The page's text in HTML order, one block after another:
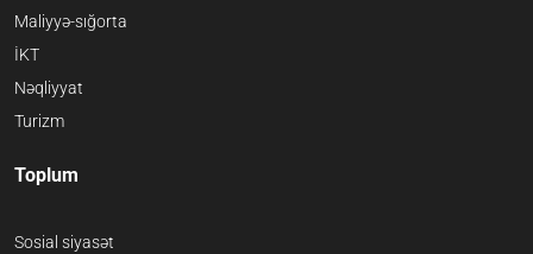
Maliyyə-sığorta
İKT
Nəqliyyat
Turizm
Toplum
Sosial siyasət